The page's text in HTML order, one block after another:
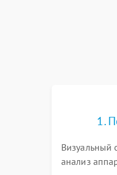
Влага
1.
Визуальный
анализ